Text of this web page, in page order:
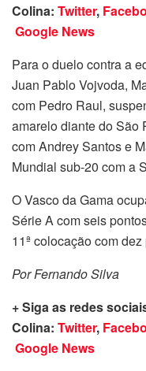
Colina: Twitter,
Google News
Para o duelo contra a
Juan Pablo Vojvoda,
com Pedro Raul,
amarelo diante do São
com Andrey Santos e
Mundial sub-20 com a
O Vasco da Gama
Série A com seis
11ª colocação com
Por Fernando Silva
+ Siga as redes
Colina: Twitter,
Google News